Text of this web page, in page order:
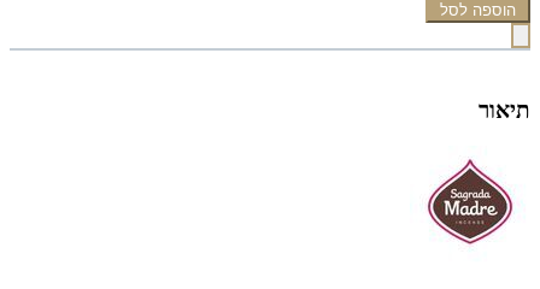
הוספה לסל
תיאור